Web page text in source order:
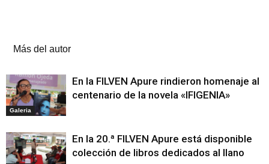
Más del autor
Galeria
En la FILVEN Apure rindieron homenaje al
centenario de la novela «IFIGENIA»
En la 20.ª FILVEN Apure está disponible
colección de libros dedicados al llano